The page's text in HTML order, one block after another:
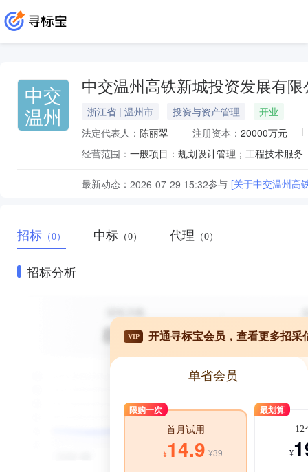
中交
温州
中交温州高铁新城投资发展有限
浙江省 | 温州市 投资与资产管理
开业
法定代表人： 陈丽翠 注册资本： 20000万元
经营范围：
最新动态： 2026-07-29 15:32参与 [关于中交温州高
招标 （0） 中标 （0） 代理 （0）
招标分析
VIP 开通寻标宝会员，查看更多招采
单省会员
限购一次
首月试用
¥14.9 ¥39
最划算
12
¥